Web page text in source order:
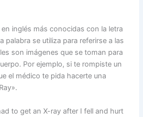
inglés más conocidas con la letra
palabra se utiliza para referirse a las
son imágenes que se toman para
Por ejemplo, si te rompiste un
el médico te pida hacerte una
to get an X-ray after I fell and hurt